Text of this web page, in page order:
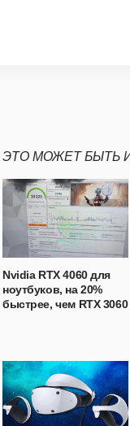
ЭТО МОЖЕТ БЫТЬ
Nvidia RTX 4060 для
ноутбуков, на 20%
быстрее, чем RTX 3060